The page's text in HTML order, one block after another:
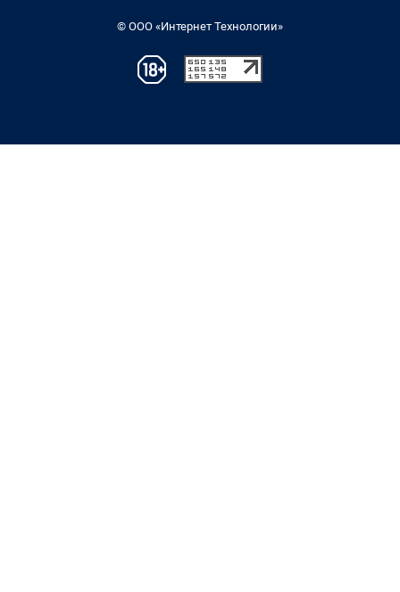
© ООО «Интернет Технологии»